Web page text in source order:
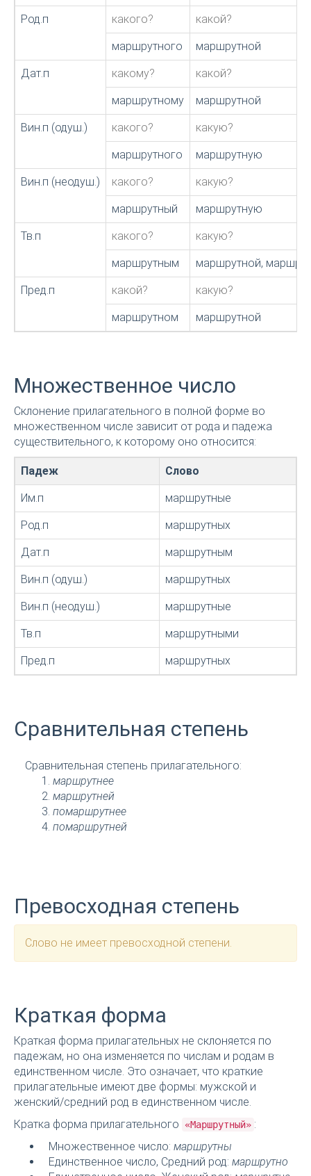
Род.п какого? какой?
маршрутного маршрутной
Дат.п какому? какой?
маршрутному маршрутной
Вин.п (одуш.) какого? какую?
маршрутного маршрутную
Вин.п (неодуш.) какого? какую?
маршрутный маршрутную
Тв.п какого? какую?
маршрутным маршрутной,
Пред.п какой? какую?
маршрутном маршрутной
Множественное число
Склонение прилагательного в полной форме во
множественном числе зависит от рода и падежа
существительного, к которому оно относится:
Падеж Слово
Им.п маршрутные
Род.п маршрутных
Дат.п маршрутным
Вин.п (одуш.) маршрутных
Вин.п (неодуш.) маршрутные
Тв.п маршрутными
Пред.п маршрутных
Сравнительная степень
Сравнительная степень прилагательного:
маршрутнее
маршрутней
помаршрутнее
помаршрутней
Превосходная степень
Слово не имеет превосходной степени.
Краткая форма
Краткая форма прилагательных не склоняется по
падежам, но она изменяется по числам и родам в
единственном числе. Это означает, что краткие
прилагательные имеют две формы: мужской и
женский/средний род в единственном числе.
Кратка форма прилагательного
«Маршрутный» :
Множественное число: маршрутны
Единственное число, Средний род: маршрутно